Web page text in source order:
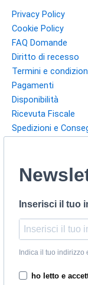
Privacy Policy
Cookie Policy
FAQ Domande
Diritto di recesso
Termini e
Pagamenti
Disponibilità
Ricevuta Fiscale
Spedizioni e
Inserisci il tuo
Indica il tuo indirizzo
ho letto e